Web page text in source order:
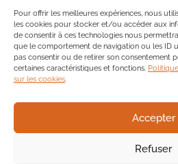
Pour offrir les meilleures expériences, nous
les cookies pour stocker et/ou accéder aux
de consentir à ces technologies nous
que le comportement de navigation ou les ID
pas consentir ou de retirer son consentement
certaines caractéristiques et fonctions.
sur les cookies.
Accepter
Refuser
personnel et professionnel
de l’équipe, nous posons les
entreprise résiliente, agile et
avec succès dans les eaux
du monde des affaires.
chemin ensemble, vers un
reconnu, et où chaque
histoire collective de succès
travail.
Pour un accompagnement